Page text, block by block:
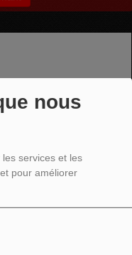
nous
services et les
pour améliorer
actuelle.